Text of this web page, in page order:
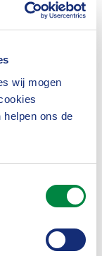
wij mogen
helpen ons de
wel zinnig om
dat kader is
maar ook de
gaan
worden